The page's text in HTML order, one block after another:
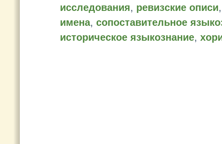
исследования, ревизские описи
имена, сопоставительное
историческое языкознание,